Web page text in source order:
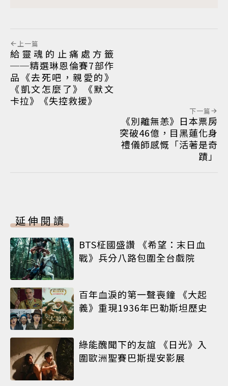
上一篇
給靈魂的止痛處方籤
──精選琳恩倫賽7部作
品《去死吧，親愛的》
《凱文怎麼了》《默文
卡拉》《失控救援》
下一篇
《別離無恙》日本票房
突破46億，目黑蓮化身
禮儀師感慨「活著是奇
蹟」
延伸閱讀
BTS柾國盛讚 《希望：末日血
戰》兵分八路包圍全台戲院
百年血淚的第一聲喪鐘 《大起
義》重現1936年巴勒斯坦歷史
綠能醜聞下的友誼 《日光》入
圍歐洲聖賽巴斯提安影展